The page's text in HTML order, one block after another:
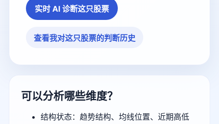
实时 AI 诊断这只股票
查看我对这只股票的判断历史
可以分析哪些维度？
结构状态：趋势结构、均线位置、近期高低